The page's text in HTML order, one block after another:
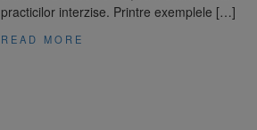
practicilor interzise. Printre exemplele […]
READ MORE